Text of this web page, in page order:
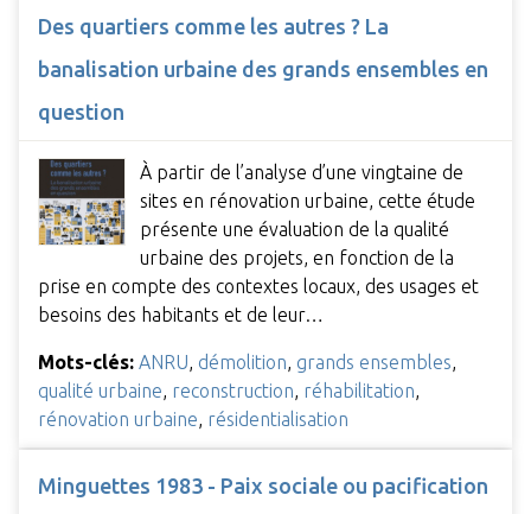
Des quartiers comme les autres ? La
banalisation urbaine des grands ensembles en
question
À partir de l’analyse d’une vingtaine de
sites en rénovation urbaine, cette étude
présente une évaluation de la qualité
urbaine des projets, en fonction de la
prise en compte des contextes locaux, des usages et
besoins des habitants et de leur…
Mots-clés: ANRU, démolition, grands ensembles,
qualité urbaine, reconstruction, réhabilitation,
rénovation urbaine, résidentialisation
Minguettes 1983 - Paix sociale ou pacification